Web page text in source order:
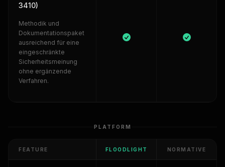
3410)
Methodik und
Dokumentationspaket
ausreichend für eine
eingeschränkte
Sicherheitsmeinung
ohne ergänzende
Verfahren.
PLATFORM
FEATURE FLOODLIGHT NORMATIVE